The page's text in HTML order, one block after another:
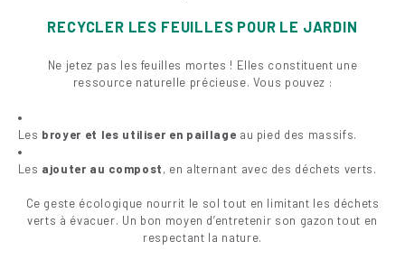
RECYCLER LES FEUILLES POUR LE JARDIN
Ne jetez pas les feuilles mortes ! Elles constituent une
ressource naturelle précieuse. Vous pouvez :
Les broyer et les utiliser en paillage au pied des massifs.
Les ajouter au compost, en alternant avec des déchets verts.
Ce geste écologique nourrit le sol tout en limitant les déchets
verts à évacuer. Un bon moyen d’entretenir son gazon tout en
respectant la nature.